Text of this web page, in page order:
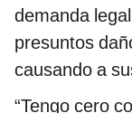
demanda
presuntos
causando a
“Tengo cero